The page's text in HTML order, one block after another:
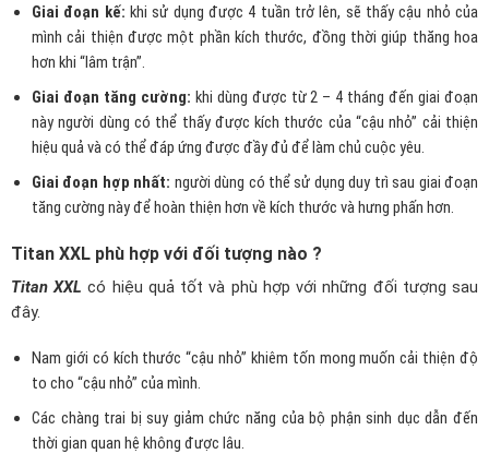
Giai đoạn kế: khi sử dụng được 4 tuần trở lên, sẽ thấy cậu nhỏ của
mình cải thiện được một phần kích thước, đồng thời giúp thăng hoa
hơn khi “lâm trận”.
Giai đoạn tăng cường: khi dùng được từ 2 – 4 tháng đến giai đoạn
này người dùng có thể thấy được kích thước của “cậu nhỏ” cải thiện
hiệu quả và có thể đáp ứng được đầy đủ để làm chủ cuộc yêu.
Giai đoạn hợp nhất: người dùng có thể sử dụng duy trì sau giai đoạn
tăng cường này để hoàn thiện hơn về kích thước và hưng phấn hơn.
Titan XXL phù hợp với đối tượng nào ?
Titan XXLcó hiệu quả tốt và phù hợp với những đối tượng sau
đây.
Nam giới có kích thước “cậu nhỏ” khiêm tốn mong muốn cải thiện độ
to cho “cậu nhỏ” của mình.
Các chàng trai bị suy giảm chức năng của bộ phận sinh dục dẫn đến
thời gian quan hệ không được lâu.